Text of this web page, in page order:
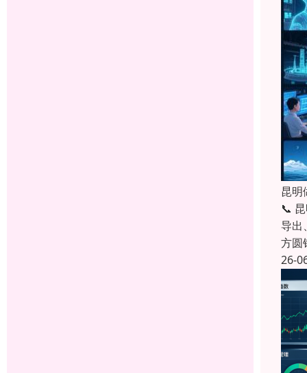
昆明
📞
导出
方圆
26-